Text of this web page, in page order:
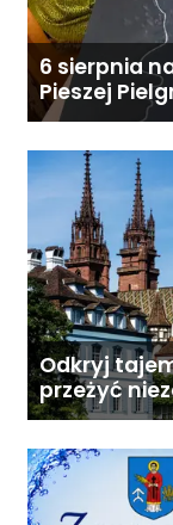
6 sierpnia
Pieszej
Jasną Górę
Odkryj
przeżyć
pesto i